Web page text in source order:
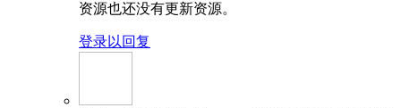
资源也还没有更新资源。
登录以回复